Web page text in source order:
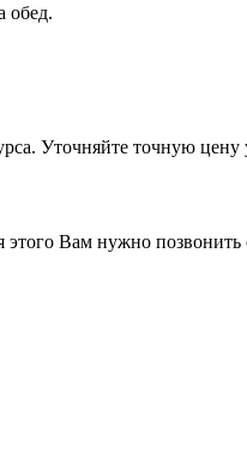
обед.
Уточняйте точную
Вам нужно